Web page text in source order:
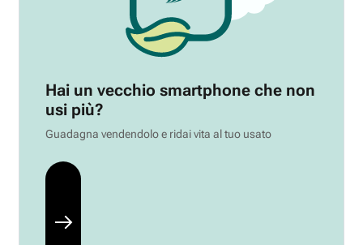
Hai un vecchio smartphone che non
usi più?
Guadagna vendendolo e ridai vita al tuo usato